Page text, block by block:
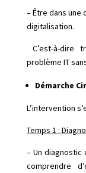
– Être dans une
digitalisation.
C’est-à-dire
problème IT
Démarche
L’intervention
Temps 1 :
– Un
comprendre